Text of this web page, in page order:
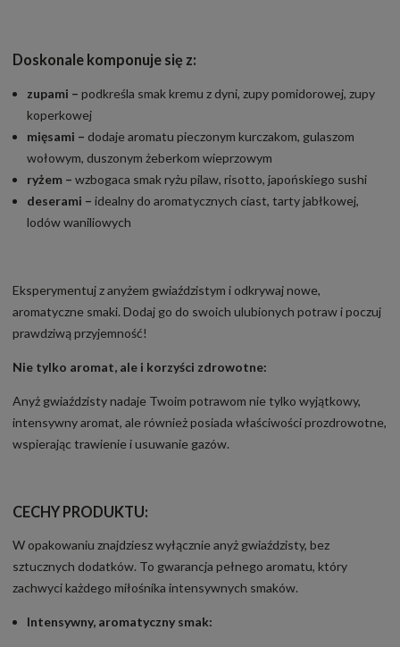
Doskonale komponuje się z:
zupami – podkreśla smak kremu z dyni, zupy pomidorowej, zupy
koperkowej
mięsami – dodaje aromatu pieczonym kurczakom, gulaszom
wołowym, duszonym żeberkom wieprzowym
ryżem – wzbogaca smak ryżu pilaw, risotto, japońskiego sushi
deserami – idealny do aromatycznych ciast, tarty jabłkowej,
lodów waniliowych
Eksperymentuj z anyżem gwiaździstym i odkrywaj nowe,
aromatyczne smaki. Dodaj go do swoich ulubionych potraw i poczuj
prawdziwą przyjemność!
Nie tylko aromat, ale i korzyści zdrowotne:
Anyż gwiaździsty nadaje Twoim potrawom nie tylko wyjątkowy,
intensywny aromat, ale również posiada właściwości prozdrowotne,
wspierając trawienie i usuwanie gazów.
CECHY PRODUKTU:
W opakowaniu znajdziesz wyłącznie anyż gwiaździsty, bez
sztucznych dodatków. To gwarancja pełnego aromatu, który
zachwyci każdego miłośnika intensywnych smaków.
Intensywny, aromatyczny smak: